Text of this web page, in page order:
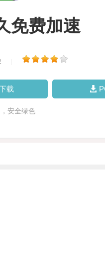
免费加速
载
安全绿色